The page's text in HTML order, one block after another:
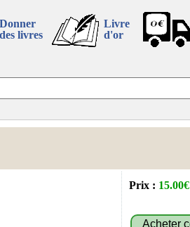
Donner
des livres
Livre
d'or
Prix : 15.00€